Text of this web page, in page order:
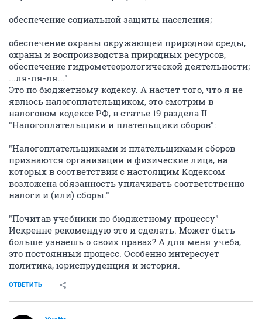
обеспечение социальной защиты населения;
обеспечение охраны окружающей природной среды,
охраны и воспроизводства природных ресурсов,
обеспечение гидрометеорологической деятельности;
...ля-ля-ля..."
Это по бюджетному кодексу. А насчет того, что я не
явлюсь налогоплательщиком, это смотрим в
налоговом кодексе РФ, в статье 19 раздела II
"Налогоплательщики и плательщики сборов":
"Налогоплательщиками и плательщиками сборов
признаются организации и физические лица, на
которых в соответствии с настоящим Кодексом
возложена обязанность уплачивать соответственно
налоги и (или) сборы."
"Почитав учебники по бюджетному процессу"
Искренне рекомендую это и сделать. Может быть
больше узнаешь о своих правах? А для меня учеба,
это постоянный процесс. Особенно интересует
политика, юриспруденция и история.
ОТВЕТИТЬ